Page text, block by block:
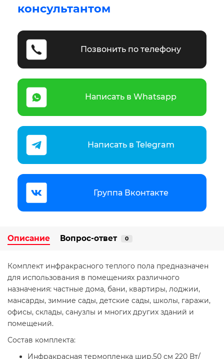
консультантом
Позвонить по телефону
Написать в Whatsapp
Написать в Telegram
Группа Вконтакте
Описание Вопрос-ответ 0
Комплект инфракрасного теплого пола предназначен
для использования в помещениях различного
назначения: частные дома, бани, квартиры, лоджии,
мансарды, зимние сады, детские сады, школы, гаражи,
офисы, склады, санузлы и многих других зданий и
помещений.
Состав комплекта:
Инфракрасная термопленка шир.50 см 220 Вт/